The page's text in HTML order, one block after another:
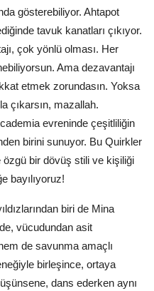
gösterebiliyor. Ahtapot
tavuk kanatları çıkıyor.
çok yönlü olması. Her
Ama dezavantajı
etmek zorundasın. Yoksa
çıkarsın, mazallah.
evreninde çeşitliliğin
birini sunuyor. Bu Quirkler
bir dövüş stili ve kişiliği
bayılıyoruz!
biri de Mina
vücudundan asit
de savunma amaçlı
birleşince, ortaya
dans ederken aynı